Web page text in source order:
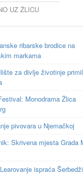
UZ ŽLICU
ribarske brodice na
markama
za divlje životinje
Monodrama Žlica
pivovara u Njemačkoj
Skrivena mjesta Grada
ispraća